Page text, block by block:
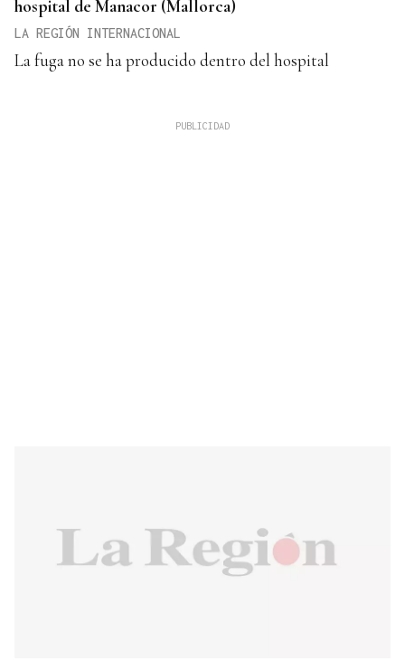
hospital de Manacor (Mallorca)
LA REGIÓN INTERNACIONAL
La fuga no se ha producido dentro del hospital